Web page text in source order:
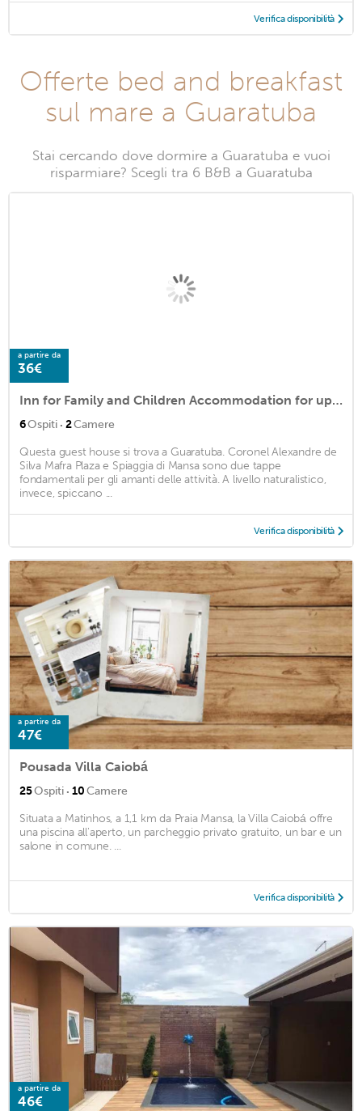
Verifica disponibilità
Offerte bed and breakfast
sul mare a Guaratuba
Stai cercando dove dormire a Guaratuba e vuoi
risparmiare? Scegli tra 6 B&B a Guaratuba
a partire da
36€
Inn for Family and Children Accommodation for up to 6 people
6Ospiti · 2Camere
Questa guest house si trova a Guaratuba. Coronel Alexandre de
Silva Mafra Plaza e Spiaggia di Mansa sono due tappe
fondamentali per gli amanti delle attività. A livello naturalistico,
invece, spiccano ...
Verifica disponibilità
a partire da
47€
Pousada Villa Caiobá
25Ospiti · 10Camere
Situata a Matinhos, a 1,1 km da Praia Mansa, la Villa Caiobá offre
una piscina all'aperto, un parcheggio privato gratuito, un bar e un
salone in comune. ...
Verifica disponibilità
a partire da
46€